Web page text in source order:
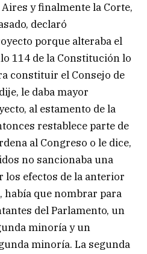
y finalmente la Corte,
declaró
porque alteraba el
114 de la Constitución lo
constituir el Consejo de
le daba mayor
al estamento de la
restablece parte de
al Congreso o le dice,
no sancionaba una
los efectos de la anterior
había que nombrar para
del Parlamento, un
minoría y un
minoría. La segunda